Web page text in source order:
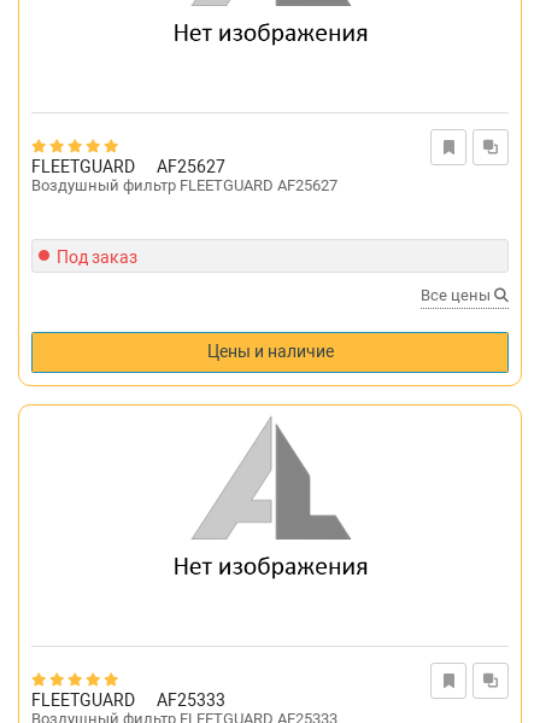
FLEETGUARD AF25627
Воздушный фильтр FLEETGUARD AF25627
Под заказ
Все цены
Цены и наличие
FLEETGUARD AF25333
Воздушный фильтр FLEETGUARD AF25333